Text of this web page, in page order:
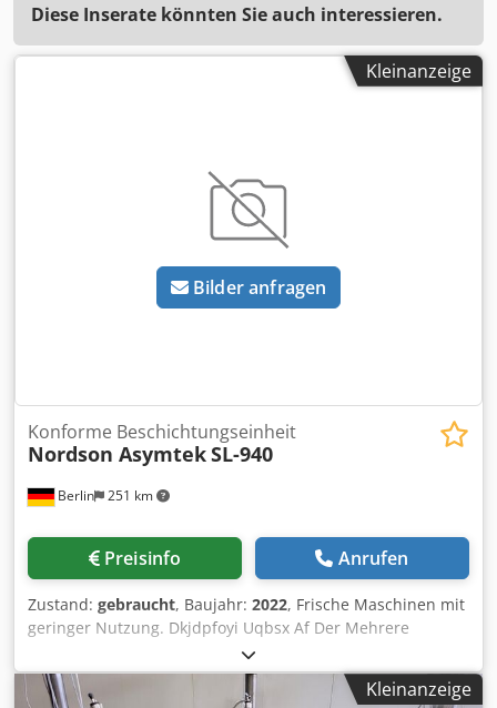
Diese Inserate könnten Sie auch interessieren.
Kleinanzeige
Bilder anfragen
Berlin 251 km
Konforme Beschichtungseinheit
Nordson AsymtekSL-940
Preisinfo Anrufen
Zustand: gebraucht, Baujahr: 2022, Frische Maschinen mit
geringer Nutzung. Dkjdpfoyi Uqbsx Af Der Mehrere
Einheiten verfügbar, Baujahr 2022 bis 2023. Bitte fragen
Sie nach technischen Daten und Preisen!
Kleinanzeige